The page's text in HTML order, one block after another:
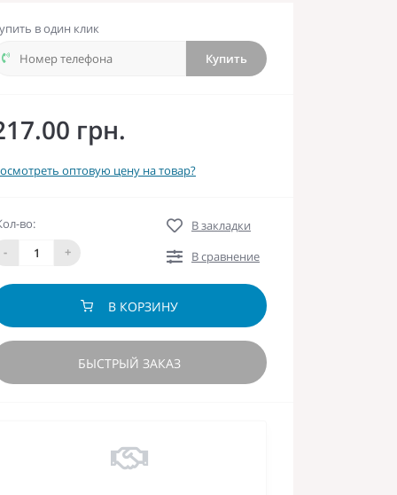
в один клик
Купить
грн.
оптовую цену на товар?
во:
-
+
В закладки
В сравнение
В КОРЗИНУ
БЫСТРЫЙ ЗАКАЗ